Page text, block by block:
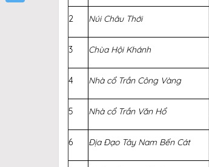
2 Núi Châu Thới
3 Chùa Hội Khánh
4 Nhà cổ Trần Công Vàng
5 Nhà cổ Trần Văn Hổ
6 Địa Đạo Tây Nam Bến Cát